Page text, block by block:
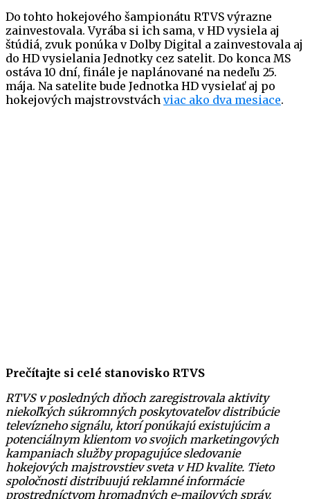
Do tohto hokejového šampionátu RTVS výrazne
zainvestovala. Vyrába si ich sama, v HD vysiela aj
štúdiá, zvuk ponúka v Dolby Digital a zainvestovala aj
do HD vysielania Jednotky cez satelit. Do konca MS
ostáva 10 dní, finále je naplánované na nedeľu 25.
mája. Na satelite bude Jednotka HD vysielať aj po
hokejových majstrovstvách viac ako dva mesiace.
Prečítajte si celé stanovisko RTVS
RTVS v posledných dňoch zaregistrovala aktivity
niekoľkých súkromných poskytovateľov distribúcie
televízneho signálu, ktorí ponúkajú existujúcim a
potenciálnym klientom vo svojich marketingových
kampaniach služby propagujúce sledovanie
hokejových majstrovstiev sveta v HD kvalite. Tieto
spoločnosti distribuujú reklamné informácie
prostredníctvom hromadných e-mailových správ.